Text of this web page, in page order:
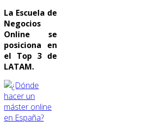
La Escuela de
Negocios
Online se
posiciona en
el Top 3 de
LATAM.